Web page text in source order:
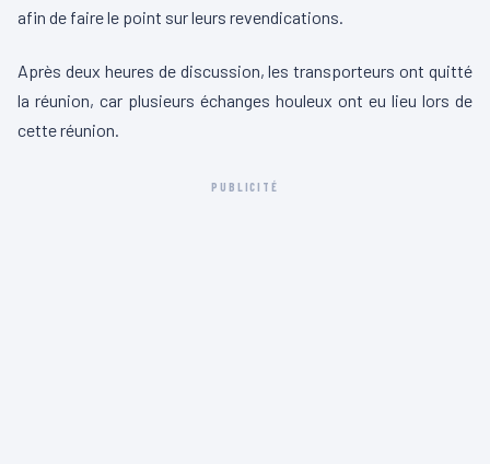
afin de faire le point sur leurs revendications.
Après deux heures de discussion, les transporteurs ont quitté
la réunion, car plusieurs échanges houleux ont eu lieu lors de
cette réunion.
PUBLICITÉ